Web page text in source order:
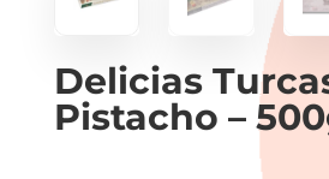
Delicias
Pistacho –